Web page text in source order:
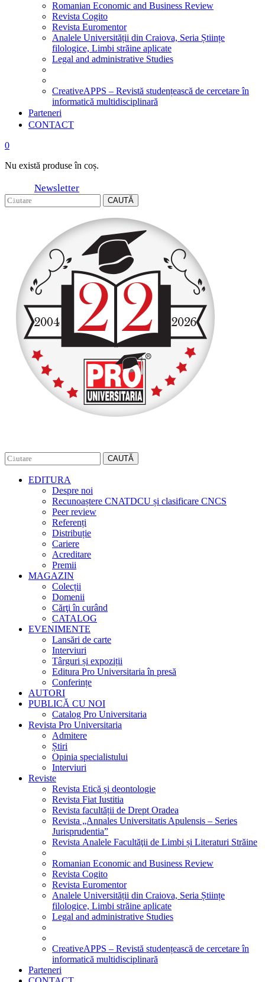
Romanian Economic and Business Review
Revista Cogito
Revista Euromentor
Analele Universității din Craiova, Seria Științe
filologice, Limbi străine aplicate
Legal and administrative Studies
CreativeAPPS – Revistă studențească de cercetare în
informatică multidisciplinară
Parteneri
CONTACT
0
Nu există produse în coș.
Newsletter
CAUTĂ
CAUTĂ
EDITURA
Despre noi
Recunoaștere CNATDCU și clasificare CNCS
Peer review
Referenți
Distribuție
Cariere
Acreditare
Premii
MAGAZIN
Colecții
Domenii
Cărţi în curând
CATALOG
EVENIMENTE
Lansări de carte
Interviuri
Târguri și expoziții
Editura Pro Universitaria în presă
Conferințe
AUTORI
PUBLICĂ CU NOI
Catalog Pro Universitaria
Revista Pro Universitaria
Admitere
Știri
Opinia specialistului
Interviuri
Reviste
Revista Etică și deontologie
Revista Fiat Iustitia
Revista facultății de Drept Oradea
Revista „Annales Universitatis Apulensis – Series
Jurisprudentia”
Revista Analele Facultăţii de Limbi și Literaturi Străine
Romanian Economic and Business Review
Revista Cogito
Revista Euromentor
Analele Universității din Craiova, Seria Științe
filologice, Limbi străine aplicate
Legal and administrative Studies
CreativeAPPS – Revistă studențească de cercetare în
informatică multidisciplinară
Parteneri